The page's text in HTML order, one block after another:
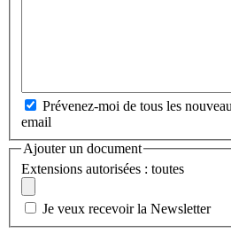
Prévenez-moi de tous les
email
Ajouter un document
Extensions autorisées : toutes
Je veux recevoir la Newsletter